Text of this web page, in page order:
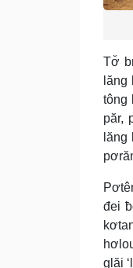
Tơ̆
tông
păr,
lăng
đei
glăi